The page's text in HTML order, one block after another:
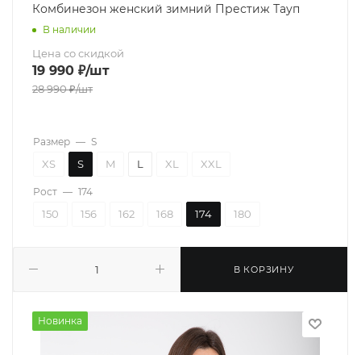
Комбинезон женский зимний Престиж Тауп
В наличии
Цена со скидкой
19 990 ₽/шт
28 990₽/шт
В КОРЗИНУ
Размер — S
XS S M L XL XXL
Рост — 174
150 156 162 168 174 180
Новинка